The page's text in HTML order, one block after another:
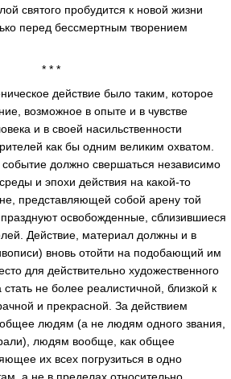
святого пробудится к новой жизни
перед бессмертным творением
* * *
действие было таким, которое
возможное в опыте и в чувстве
и в своей насильственности
как бы одним великим охватом.
должно свершаться независимо
и эпохи действия на какой-то
представляющей собой арену той
празднуют освобожденные, сблизившиеся
Действие, материал должны и в
вновь отойти на подобающий им
для действительно художественного
не более реалистичной, близкой к
и прекрасной. За действием
людям (а не людям одного звания,
людям вообще, как общее
их всех погрузиться в одно
а не в пределах относительно